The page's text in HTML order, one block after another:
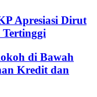
Apresiasi Dirut
di Bawah
Kredit dan